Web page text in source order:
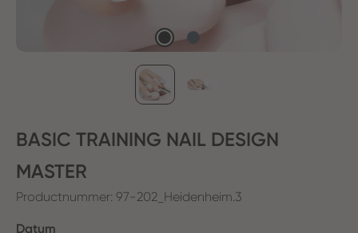
BASIC TRAINING NAIL DESIGN
MASTER
Productnummer: 97-202_Heidenheim.3
Selecteer
Datum